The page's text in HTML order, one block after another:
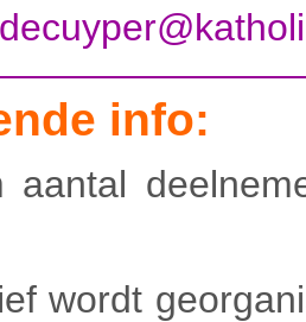
info:
aantal
wordt